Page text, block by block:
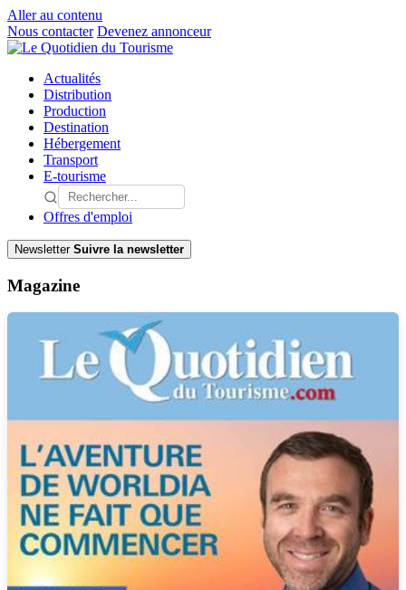
Aller au contenu
Nous contacter Devenez annonceur
Actualités
Distribution
Production
Destination
Hébergement
Transport
E-tourisme
Offres d'emploi
Newsletter Suivre la newsletter
Magazine